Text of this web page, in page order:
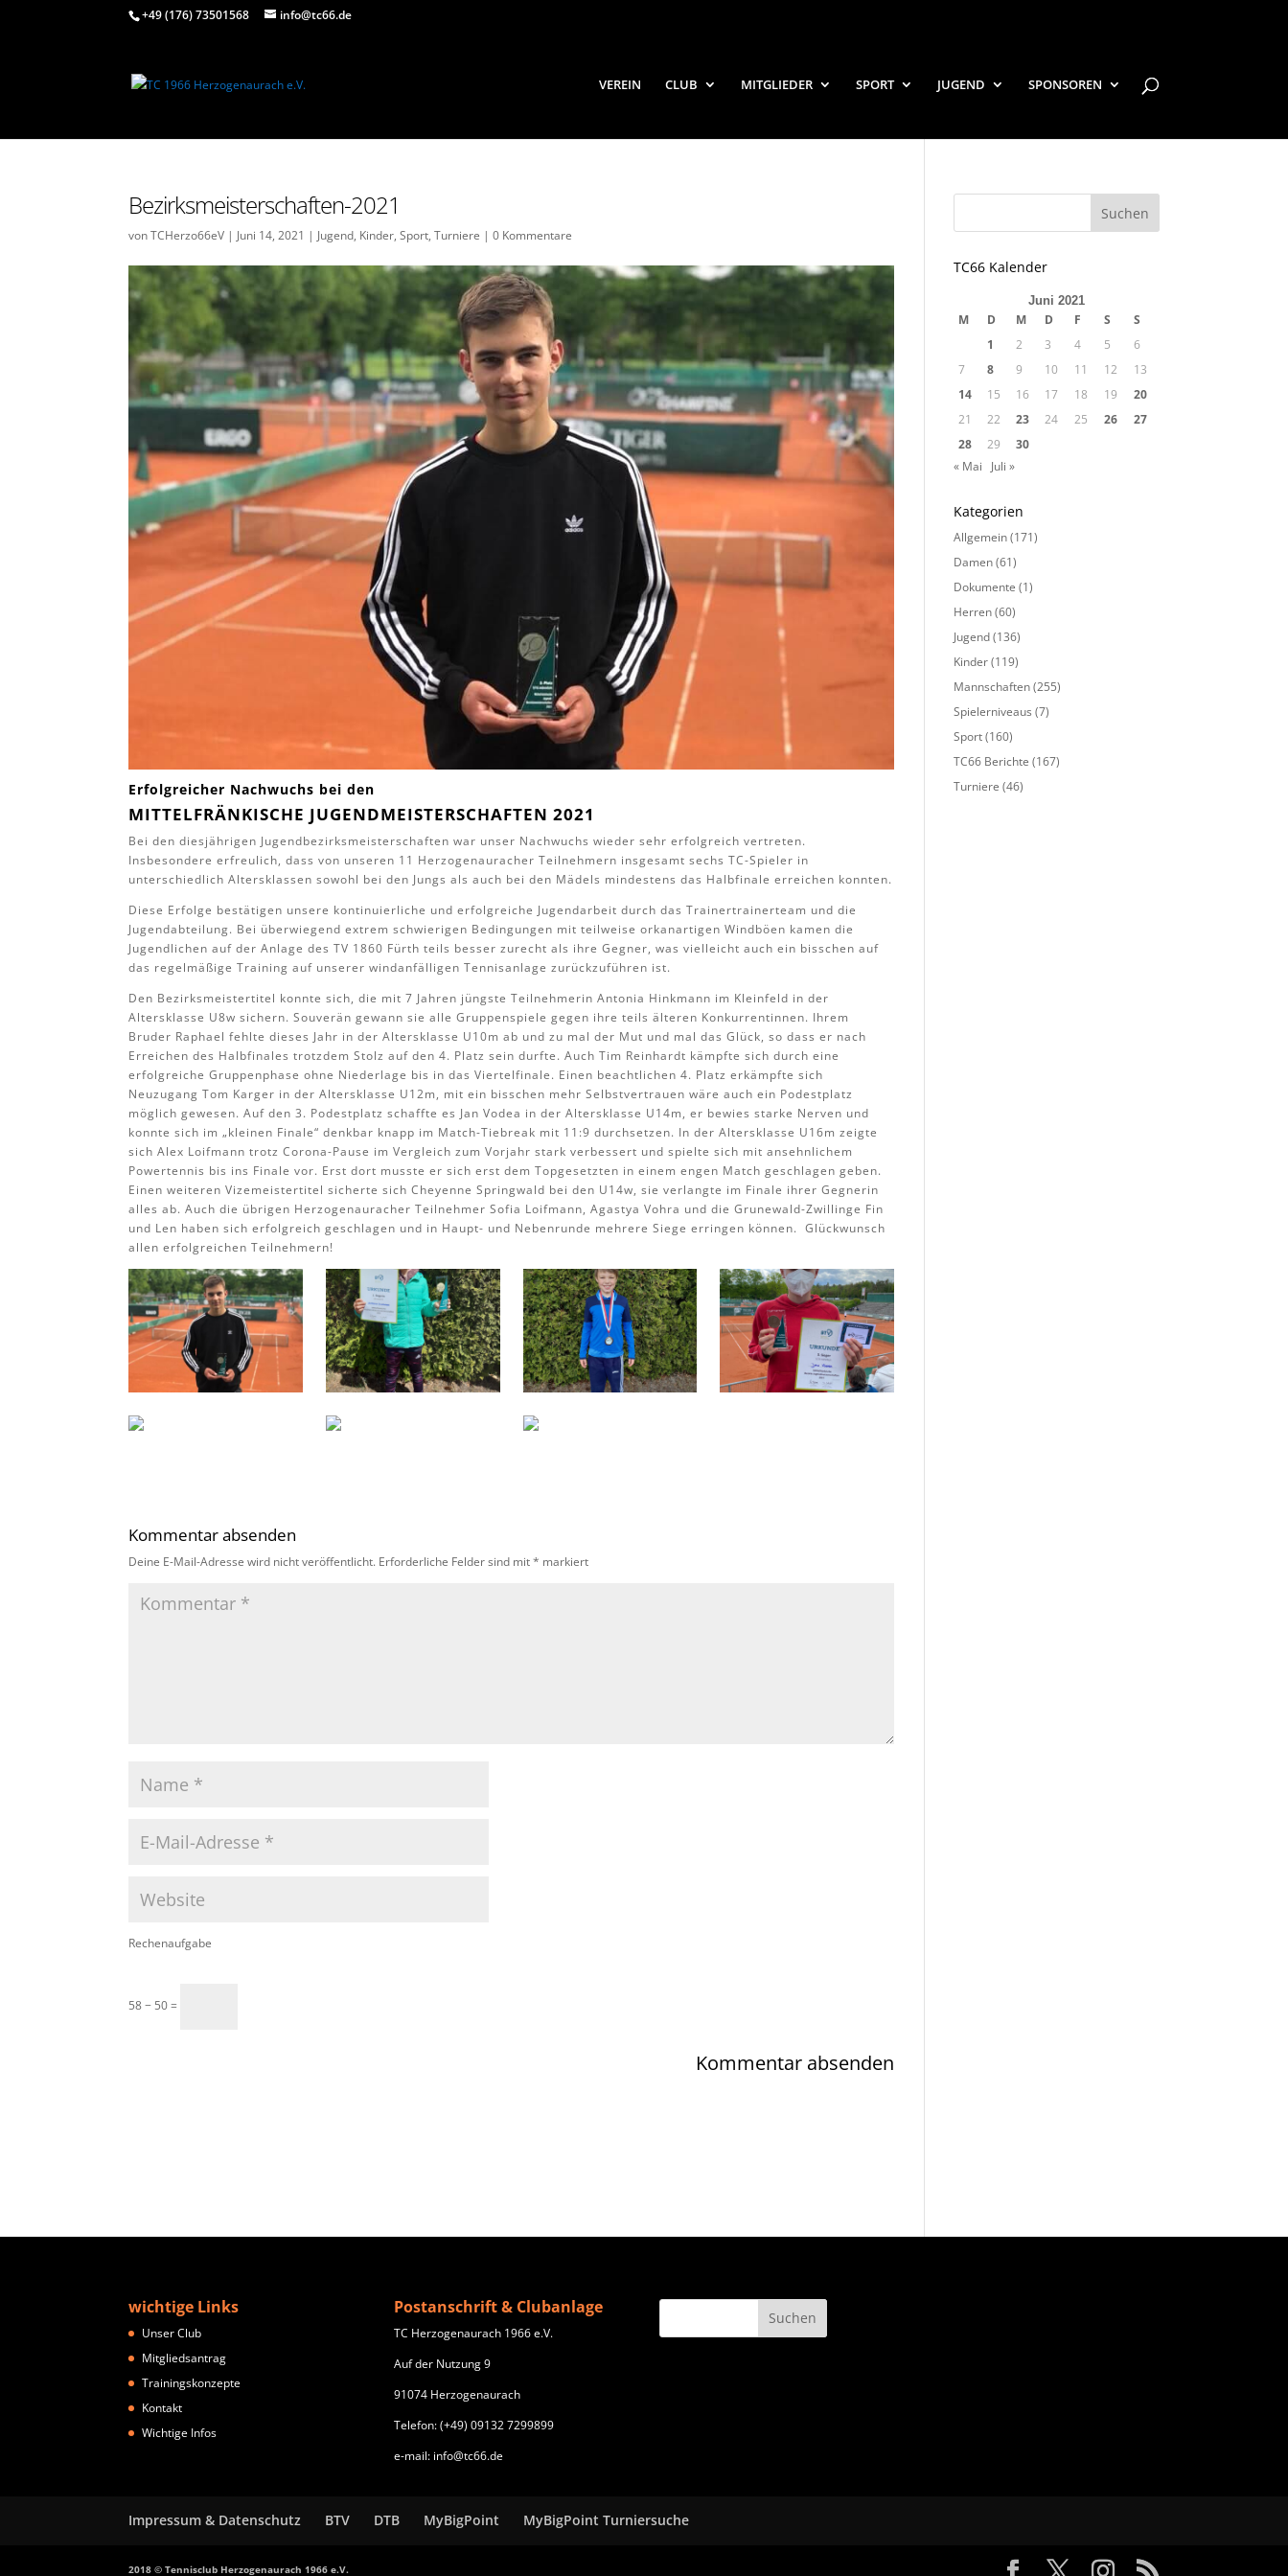
+49 (176) 73501568 info@tc66.de
VEREIN CLUB MITGLIEDER SPORT JUGEND SPONSOREN
Bezirksmeisterschaften-2021
vonTCHerzo66eV | Juni 14, 2021 | Jugend, Kinder,Sport,Turniere |0 Kommentare
Erfolgreicher Nachwuchs bei den
MITTELFRÄNKISCHE JUGENDMEISTERSCHAFTEN 2021
Bei den diesjährigen Jugendbezirksmeisterschaften war unser Nachwuchs wieder sehr erfolgreich vertreten.
Insbesondere erfreulich, dass von unseren 11 Herzogenauracher Teilnehmern insgesamt sechs TC-Spieler in
unterschiedlich Altersklassen sowohl bei den Jungs als auch bei den Mädels mindestens das Halbfinale erreichen konnten.
Diese Erfolge bestätigen unsere kontinuierliche und erfolgreiche Jugendarbeit durch das Trainertrainerteam und die
Jugendabteilung. Bei überwiegend extrem schwierigen Bedingungen mit teilweise orkanartigen Windböen kamen die
Jugendlichen auf der Anlage des TV 1860 Fürth teils besser zurecht als ihre Gegner, was vielleicht auch ein bisschen auf
das regelmäßige Training auf unserer windanfälligen Tennisanlage zurückzuführen ist.
Den Bezirksmeistertitel konnte sich, die mit 7 Jahren jüngste Teilnehmerin Antonia Hinkmann im Kleinfeld in der
Altersklasse U8w sichern. Souverän gewann sie alle Gruppenspiele gegen ihre teils älteren Konkurrentinnen. Ihrem
Bruder Raphael fehlte dieses Jahr in der Altersklasse U10m ab und zu mal der Mut und mal das Glück, so dass er nach
Erreichen des Halbfinales trotzdem Stolz auf den 4. Platz sein durfte. Auch Tim Reinhardt kämpfte sich durch eine
erfolgreiche Gruppenphase ohne Niederlage bis in das Viertelfinale. Einen beachtlichen 4. Platz erkämpfte sich
Neuzugang Tom Karger in der Altersklasse U12m, mit ein bisschen mehr Selbstvertrauen wäre auch ein Podestplatz
möglich gewesen. Auf den 3. Podestplatz schaffte es Jan Vodea in der Altersklasse U14m, er bewies starke Nerven und
konnte sich im „kleinen Finale“ denkbar knapp im Match-Tiebreak mit 11:9 durchsetzen. In der Altersklasse U16m zeigte
sich Alex Loifmann trotz Corona-Pause im Vergleich zum Vorjahr stark verbessert und spielte sich mit ansehnlichem
Powertennis bis ins Finale vor. Erst dort musste er sich erst dem Topgesetzten in einem engen Match geschlagen geben.
Einen weiteren Vizemeistertitel sicherte sich Cheyenne Springwald bei den U14w, sie verlangte im Finale ihrer Gegnerin
alles ab. Auch die übrigen Herzogenauracher Teilnehmer Sofia Loifmann, Agastya Vohra und die Grunewald-Zwillinge Fin
und Len haben sich erfolgreich geschlagen und in Haupt- und Nebenrunde mehrere Siege erringen können. Glückwunsch
allen erfolgreichen Teilnehmern!
Kommentar absenden
Deine E-Mail-Adresse wird nicht veröffentlicht. Erforderliche Felder sind mit* markiert
Rechenaufgabe
58 − 50 =
TC66 Kalender
Juni 2021
M D M D F S
S
1
2 3 4 5
6
7
8 9 10 11 12
13
14
15 16 17 18 19
20
21
22 23 24 25 26
27
28
29
30
« Mai
Juli »
Kategorien
Allgemein(171)
Damen(61)
Dokumente (1)
Herren(60)
Jugend(136)
Kinder(119)
Mannschaften(255)
Spielerniveaus (7)
Sport(160)
TC66 Berichte (167)
Turniere (46)
wichtige Links
Unser Club
Mitgliedsantrag
Trainingskonzepte
Kontakt
Wichtige Infos
Postanschrift & Clubanlage
TC Herzogenaurach 1966 e.V.
Auf der Nutzung 9
91074 Herzogenaurach
Telefon: (+49) 09132 7299899
e-mail: info@tc66.de
Impressum & Datenschutz BTV DTB MyBigPoint MyBigPoint Turniersuche
2018 © Tennisclub Herzogenaurach 1966 e.V.